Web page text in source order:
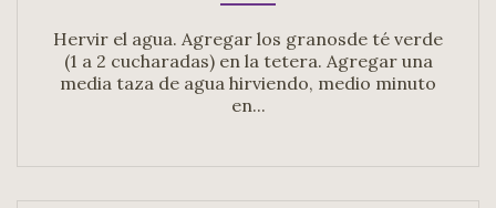
Hervir el agua. Agregar los granosde té verde
(1 a 2 cucharadas) en la tetera. Agregar una
media taza de agua hirviendo, medio minuto
en...